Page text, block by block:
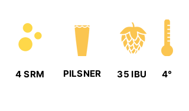
4 SRM PILSNER 35 IBU 4°